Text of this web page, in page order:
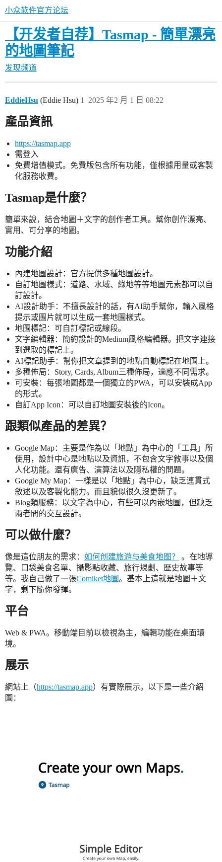
小众软件官方论坛
【开发者自荐】Tasmap - 簡單漂亮
的地圖筆記
发现频道
EddieHsu (Eddie Hsu) 2025 年2 月 1 日 08:22
1
產品資訊
https://tasmap.app
需登入
免費增值模式。免費版包含所有功能，僅根據用量或客製
化服務收費。
Tasmap是什麼？
簡單來說，結合地圖＋文字的創作者工具。幫你創作漂亮、
實用、可分享的地圖。
功能介紹
內建地圖設計：官方提供多種地圖設計。
自訂地圖樣式：道路、水域、綠地等等地圖元素都可以自
訂設計。
AI設計助手：不擅長設計的話，有AI助手幫你，輸入風格
提示或圖片就可以生成一套地圖樣式。
地圖標記：可自訂標記或線段。
文字編輯器：簡約設計的Medium風格編輯器。把文字連接
到選取的標記上。
AI標記助手：幫你把文章提到的地點自動標記在地圖上。
多種佈局：Story, Cards, Album三種佈局，適應不同需求。
可安裝：每張地圖都是一個獨立的PWA，可以安裝成App
的形式。
自訂App Icon：可以自訂地圖安裝後的Icon。
跟類似產品的差異？
Google Map：主要是作為以「地點」為中心的「工具」所
使用，設計中心是地點以及資訊，不包含文字敘事以及個
人化功能。還有廣告、演算法以及隱私權的問題。
Google My Map：一樣是以「地點」為中心，缺乏連貫式
敘述以及客製化能力。而且貌似很久沒更新了。
Blog類服務：以文字為中心，有些可以內嵌地圖，但缺乏
兩者間的交互設計。
可以做什麼？
像是這位朋友的需求： 如何创建旅游与美食地图？
。在地導
覽、口袋美食名單、攝影點收藏、旅行規劃、歷史故事等
等。我自己做了一張Comiket地圖。基本上這就是地圖＋文
字，剩下隨你發揮。
平台
Web & PWA。移動端目前以檢視為主，編輯功能在桌面環
境。
展示
網站上（https://tasmap.app）有實際展示。以下是一些介紹
圖：